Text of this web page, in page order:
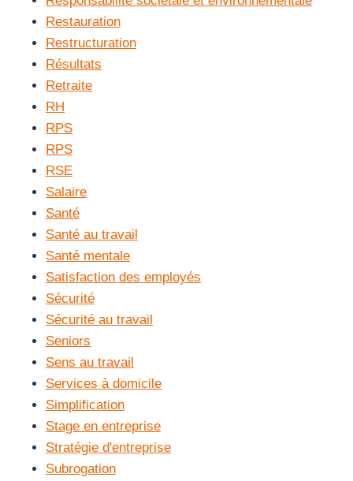
Restauration
Restructuration
Résultats
Retraite
RH
RPS
RPS
RSE
Salaire
Santé
Santé au travail
Santé mentale
Satisfaction des employés
Sécurité
Sécurité au travail
Seniors
Sens au travail
Services à domicile
Simplification
Stage en entreprise
Stratégie d'entreprise
Subrogation